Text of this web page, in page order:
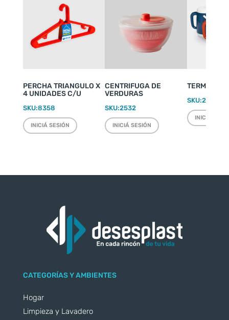
PERCHA TRIANGULO X
4 UNIDADES C/U
SKU:8358
INICIÁ SESIÓN
CENTRIFUGA DE
VERDURAS
SKU:2532
INICIÁ SESIÓN
TERMO
SKU:2220
INICIÁ
CATEGORÍAS Y AMBIENTES
Hogar
Limpieza y Lavadero